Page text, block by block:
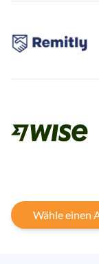
Wähle einen